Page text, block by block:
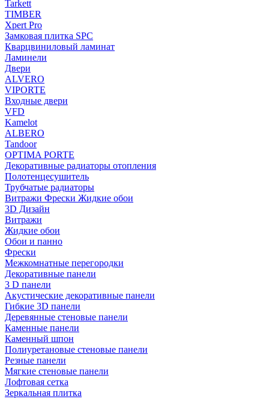
Tarkett
TIMBER
Xpert Pro
Замковая плитка SPC
Кварцвиниловый ламинат
Ламинели
Двери
ALVERO
VIPORTE
Входные двери
VFD
Kamelot
ALBERO
Tandoor
OPTIMA PORTE
Декоративные радиаторы отопления
Полотенцесушитель
Трубчатые радиаторы
Витражи Фрески Жидкие обои
3D Дизайн
Витражи
Жидкие обои
Обои и панно
Фрески
Межкомнатные перегородки
Декоративные панели
3 D панели
Акустические декоративные панели
Гибкие 3D панели
Деревянные стеновые панели
Каменные панели
Каменный шпон
Полиуретановые стеновые панели
Резные панели
Мягкие стеновые панели
Лофтовая сетка
Зеркальная плитка